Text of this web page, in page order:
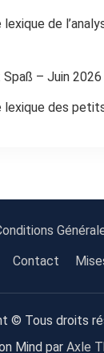
de
– Juin 2026
lexique des
Contact
© Tous droits
Mind parAxle